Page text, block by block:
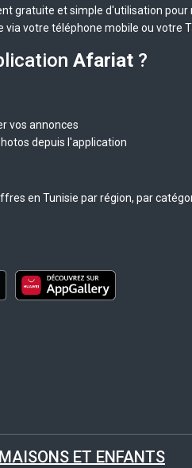
gratuite et simple d'utilisation pour
votre téléphone mobile ou votre
Afariat ?
vos annonces
depuis l'application
en Tunisie par région, par
MAISONS ET ENFANTS